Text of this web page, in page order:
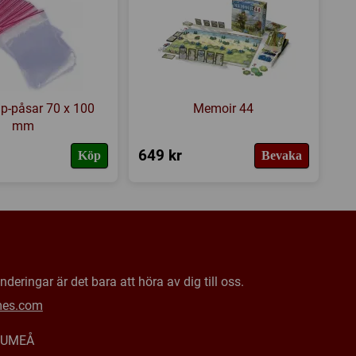
påsar 70 x 100
mm
Köp
Memoir 44
649 kr Bevaka
är det bara att höra av dig till oss.